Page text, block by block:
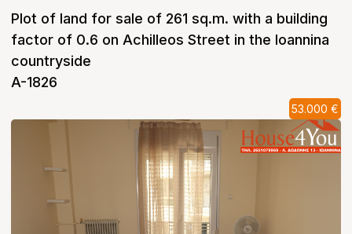
Plot of land for sale of 261 sq.m. with a building
factor of 0.6 on Achilleos Street in the Ioannina
countryside
A-1826
53.000 €